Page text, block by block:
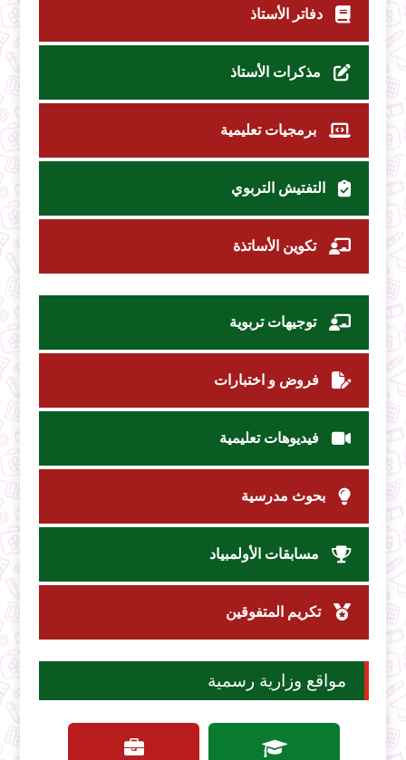
دفاتر الأستاذ
مذكرات الأستاذ
برمجيات تعليمية
التفتيش التربوي
تكوين الأساتذة
توجيهات تربوية
فروض و اختبارات
فيديوهات تعليمية
بحوث مدرسية
مسابقات الأولمبياد
تكريم المتفوقين
مواقع وزارية رسمية